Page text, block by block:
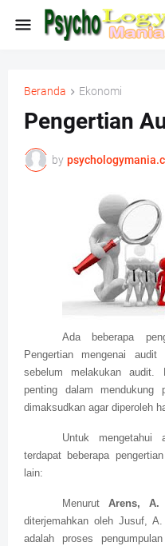
Beranda Ekonomi
Pengertian
by
Ada beberapa
Pengertian mengenai audit
sebelum melakukan audit.
penting dalam
dimaksudkan agar diperoleh
Untuk mengetahui
terdapat beberapa
lain:
Menurut Arens, A.
diterjemahkan oleh Jusuf,
adalah proses